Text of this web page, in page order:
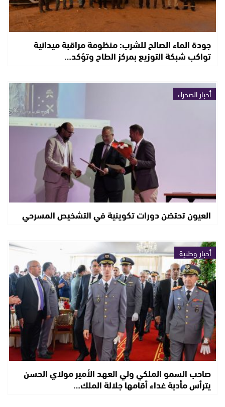
جودة الماء الصالح للشرب: منظومة مراقبة ميدانية
تواكب شبكة التوزيع بمركز الطاح وتؤكد…
أخبار الصحراء
العيون تحتضن دورات تكوينية في التشخيص المسرحي
أخبار وطنية
صاحب السمو الملكي ولي العهد الأمير مولاي الحسن
يترأس مأدبة غداء أقامها جلالة الملك…